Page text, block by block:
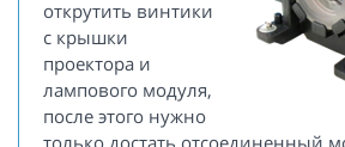
открутить винтики
с крышки
проектора и
лампового модуля,
после этого нужно